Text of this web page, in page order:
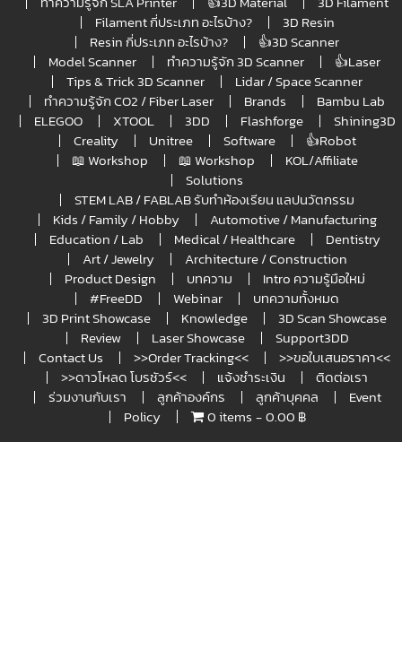
Filament กี่ประเภท อะไรบ้าง?
3D Resin
Resin กี่ประเภท อะไรบ้าง?
👍3D Scanner
Model Scanner
ทำความรู้จัก 3D Scanner
👍Laser
Tips & Trick 3D Scanner
Lidar / Space Scanner
ทำความรู้จัก CO2 / Fiber Laser
Brands
Bambu Lab
ELEGOO
XTOOL 3DD Flashforge
Shining3D
Creality
Unitree Software
👍Robot
📖 Workshop
📖 Workshop
KOL/Affiliate
Solutions
STEM LAB / FABLAB รับทำห้องเรียน แลปนวัตกรรม
Kids / Family / Hobby
Automotive / Manufacturing
Education / Lab
Medical / Healthcare
Dentistry
Art / Jewelry
Architecture / Construction
Product Design
บทความ
Intro ความรู้มือใหม่
#FreeDD
Webinar
บทความทั้งหมด
3D Print Showcase
Knowledge
3D Scan Showcase
Review
Laser Showcase
Support3DD
Contact Us
>>Order Tracking<<
>>ขอใบเสนอราคา<<
>>ดาวโหลด โบรชัวร์<<
แจ้งชำระเงิน
ติดต่อเรา
ร่วมงานกับเรา
ลูกค้าองค์กร ลูกค้าบุคคล
Event
Policy
0 items 0.00 ฿